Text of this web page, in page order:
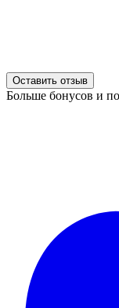
Оставить отзыв
Больше бонусов и